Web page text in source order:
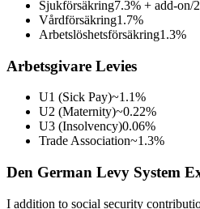
Sjukförsäkring7.3% + add-on/2
Vårdförsäkring1.7%
Arbetslöshetsförsäkring1.3%
Arbetsgivare Levies
U1 (Sick Pay)~1.1%
U2 (Maternity)~0.22%
U3 (Insolvency)0.06%
Trade Association~1.3%
Den German Levy System
I addition to social security